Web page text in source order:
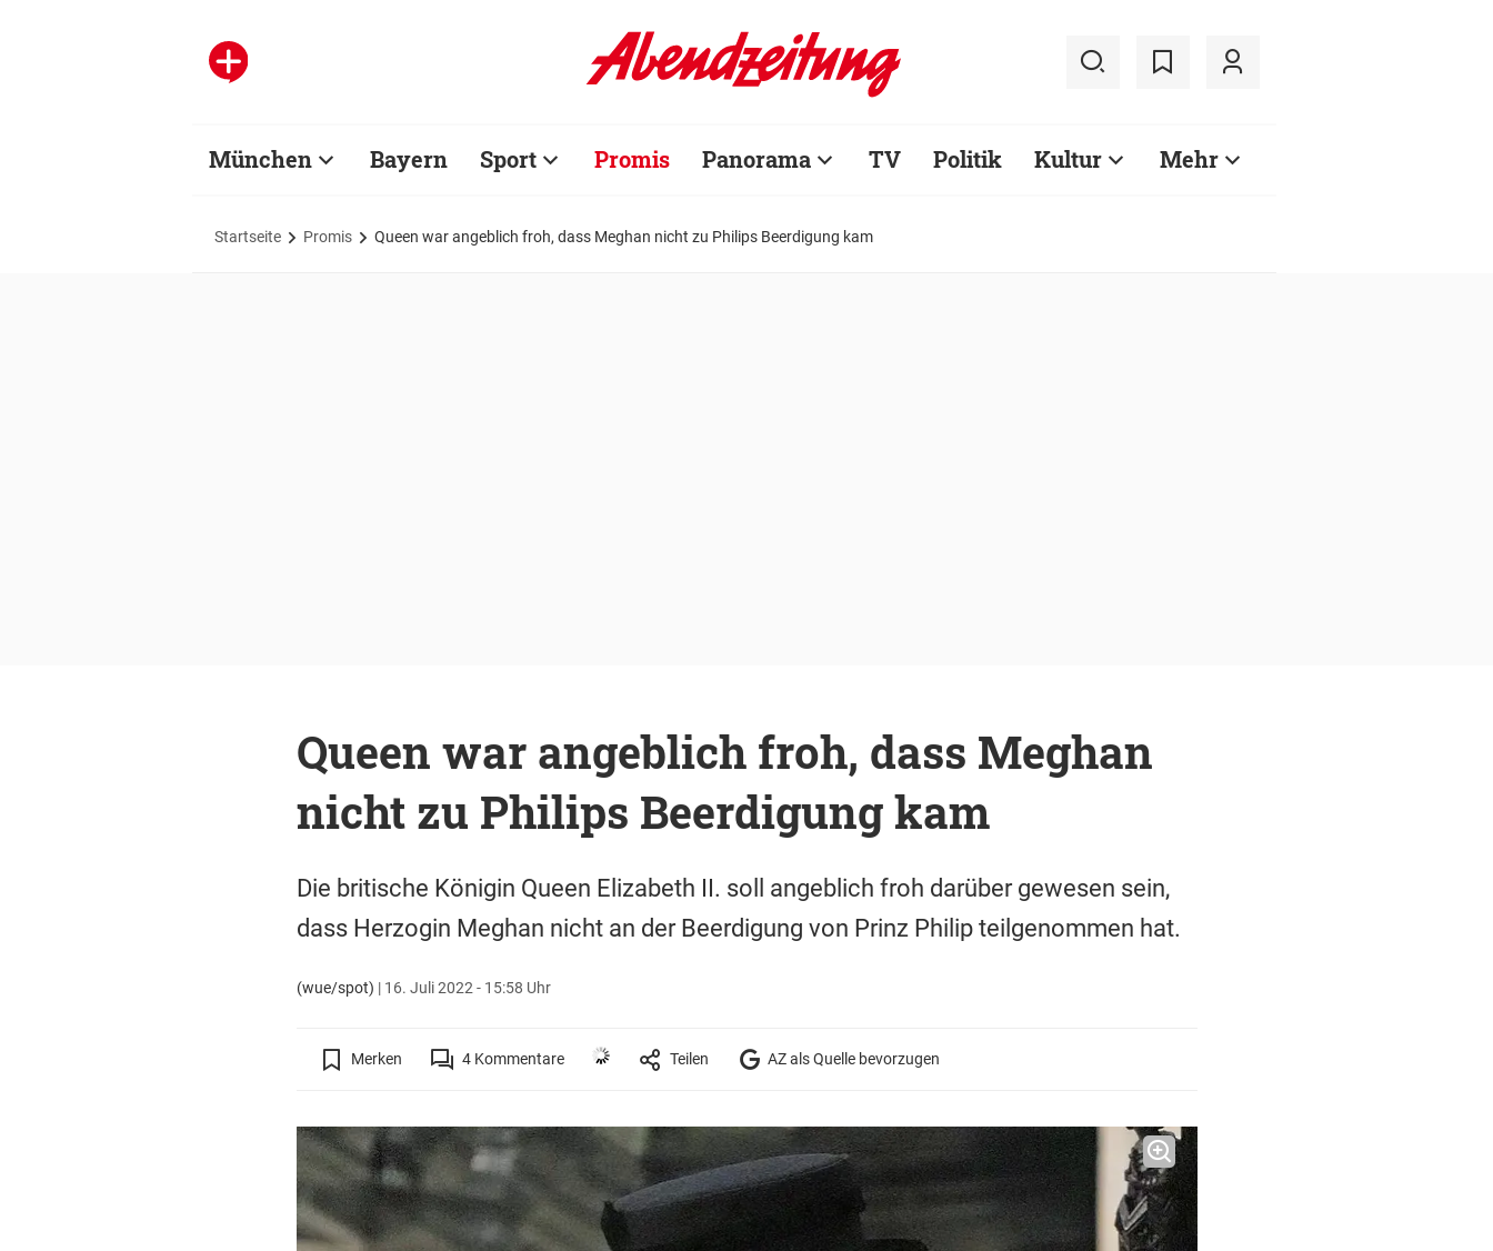
München Bayern Sport Promis Panorama TV Politik Kultur Mehr
Startseite Promis Queen war angeblich froh, dass Meghan nicht zu Philips Beerdigung kam
Queen war angeblich froh, dass Meghan
nicht zu Philips Beerdigung kam
Die britische Königin Queen Elizabeth II. soll angeblich froh darüber gewesen sein,
dass Herzogin Meghan nicht an der Beerdigung von Prinz Philip teilgenommen hat.
(wue/spot) | 16. Juli 2022 - 15:58 Uhr
Merken 4Kommentare Teilen AZ als Quelle bevorzugen